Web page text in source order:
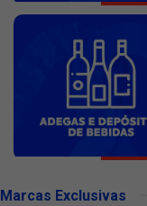
Marcas Exclusivas